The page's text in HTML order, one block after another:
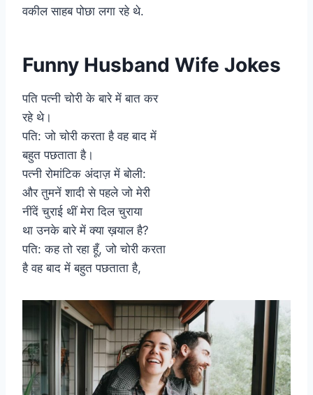
वकील साहब पोछा लगा रहे थे.
Funny Husband Wife Jokes
पति पत्नी चोरी के बारे में बात कर
रहे थे।
पति: जो चोरी करता है वह बाद में
बहुत पछताता है।
पत्नी रोमांटिक अंदाज़ में बोली:
और तुमनें शादी से पहले जो मेरी
नींदें चुराई थीं मेरा दिल चुराया
था उनके बारे में क्या ख़याल है?
पति: कह तो रहा हूँ, जो चोरी करता
है वह बाद में बहुत पछताता है,